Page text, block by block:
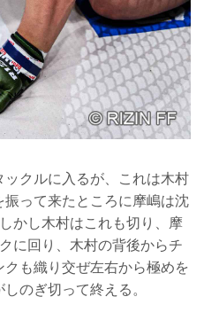
クルに入るが、これは木村
って来たところに摩嶋は沈
かし木村はこれも切り、摩
に回り、木村の背後からチ
も織り交ぜ左右から極めを
のぎ切って終える。